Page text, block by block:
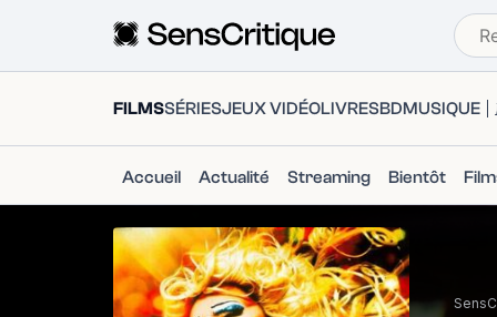
FILMSSÉRIESJEUX VIDÉOLIVRESBDMUSIQUE
Accueil Actualité Streaming Bientôt